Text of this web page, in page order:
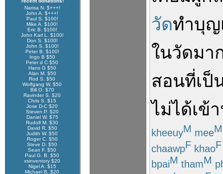
Narisa N. $+++!
John A. $+++!
Paul S. $100!
Mike A. $100!
Eric B. $100!
John Karl L. $100!
Don S. $100!
John S. $100!
Peter B. $100!
Ingo B $50
Peter d C $50
Hans G $50
Alan M. $50
Rod S. $50
Wolfgang W. $50
Bill O. $70
Ravinder S. $20
Chris S. $15
Jose D-C $20
Steven P. $20
Daniel W. $75
Rudolf M. $30
David R. $50
Judith W. $50
Roger C. $50
Steve D. $50
Sean F. $50
Paul G. B. $50
xsinventory $20
Nigel A. $15
Michael B. $20
วัดทำบุญ
ในวัดมา
สอนที่เป็
ไม่ได้เข้า
kheeuyM meeM
chaawpF khaoF
bpaiM thamM